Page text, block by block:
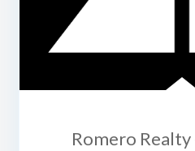
Romero Realty